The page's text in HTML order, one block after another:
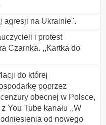
agresji na Ukrainie".
i protest
Czarnka. ,,Kartka do
do której
poprzez
obecnej w Polsce,
You Tube kanału ,,W
od nowego